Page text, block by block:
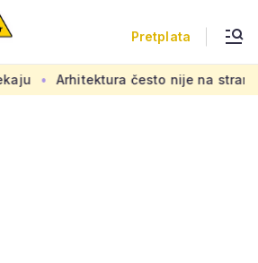
Pretplata
Arhitektura često nije na strani